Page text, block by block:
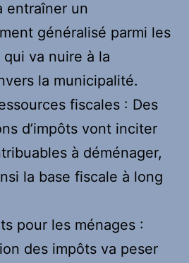
entraîner un
généralisé parmi les
va nuire à la
la municipalité.
fiscales : Des
d’impôts vont inciter
à déménager,
la base fiscale à long
pour les ménages :
des impôts va peser